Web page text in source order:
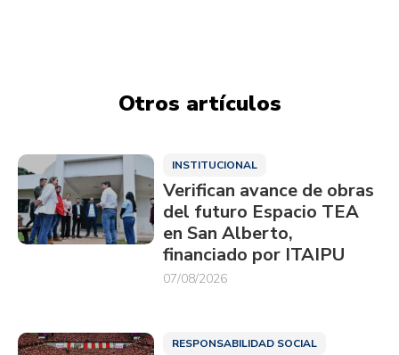
Otros artículos
INSTITUCIONAL
Verifican avance de obras
del futuro Espacio TEA
en San Alberto,
financiado por ITAIPU
07/08/2026
RESPONSABILIDAD SOCIAL